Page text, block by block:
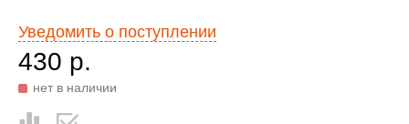
Уведомить о поступлении
430 р.
нет в наличии